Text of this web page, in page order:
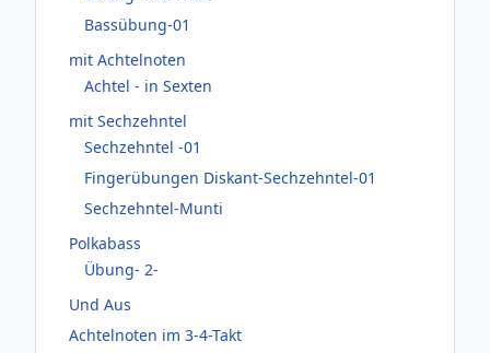
Bassübung-01
mit Achtelnoten
Achtel - in Sexten
mit Sechzehntel
Sechzehntel -01
Fingerübungen Diskant-Sechzehntel-01
Sechzehntel-Munti
Polkabass
Übung- 2-
Und Aus
Achtelnoten im 3-4-Takt